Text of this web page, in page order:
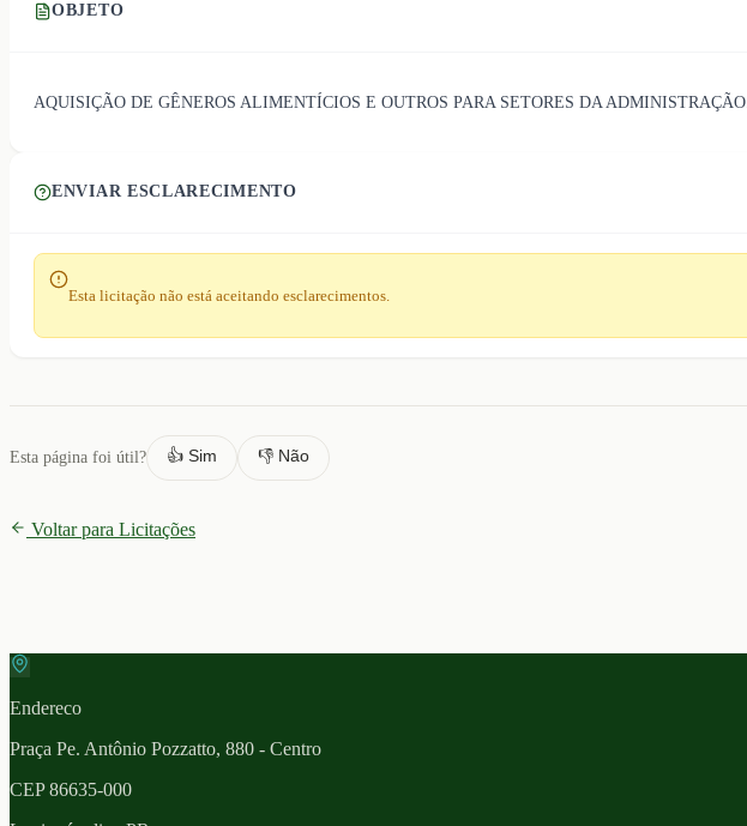
OBJETO
AQUISIÇÃO DE GÊNEROS ALIMENTÍCIOS E OUTROS PARA SETORES DA ADMINISTRAÇÃO.
ENVIAR ESCLARECIMENTO
Esta licitação não está aceitando esclarecimentos.
Esta página foi útil? 👍 Sim 👎 Não
Voltar para Licitações
Endereco
Praça Pe. Antônio Pozzatto, 880 - Centro
CEP86635-000